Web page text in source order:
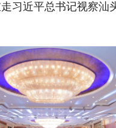
习近平总书记视察汕